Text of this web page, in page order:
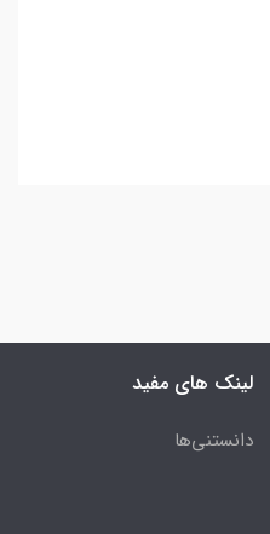
لینک های مفید
دانستنی‌ها